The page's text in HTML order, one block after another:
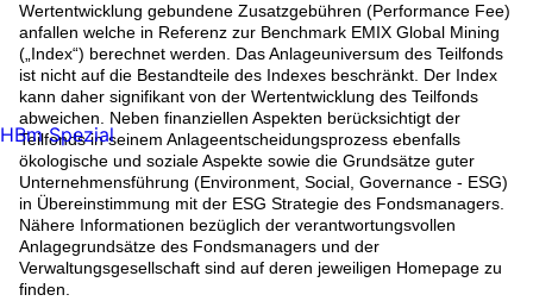
Wertentwicklung gebundene Zusatzgebühren (Performance Fee)
anfallen welche in Referenz zur Benchmark EMIX Global Mining
(„Index“) berechnet werden. Das Anlageuniversum des Teilfonds
ist nicht auf die Bestandteile des Indexes beschränkt. Der Index
kann daher signifikant von der Wertentwicklung des Teilfonds
abweichen. Neben finanziellen Aspekten berücksichtigt der
Teilfonds in seinem Anlageentscheidungsprozess ebenfalls
ökologische und soziale Aspekte sowie die Grundsätze guter
Unternehmensführung (Environment, Social, Governance - ESG)
in Übereinstimmung mit der ESG Strategie des Fondsmanagers.
Nähere Informationen bezüglich der verantwortungsvollen
Anlagegrundsätze des Fondsmanagers und der
Verwaltungsgesellschaft sind auf deren jeweiligen Homepage zu
finden.
HBm Spezial